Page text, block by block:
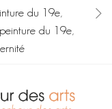
du 19e,
peinture du 19e,